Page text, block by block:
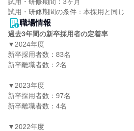
職場情報
過去3年間の新卒採用者の定着率
▼2024年度
新卒採用者数：83名
新卒離職者数：2名
▼2023年度
新卒採用者数：97名
新卒離職者数：4名
▼2022年度